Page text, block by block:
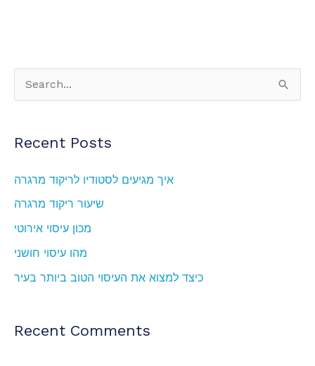
c
Recent Posts
איך מגיעים לסטודיו לריקוד מרגרה
שיעור ריקוד מרגרה
מכון עיסוי אירוטי
מהו עיסוי חושני
כיצד למצוא את העיסוי הטוב ביותר בעיר
Recent Comments